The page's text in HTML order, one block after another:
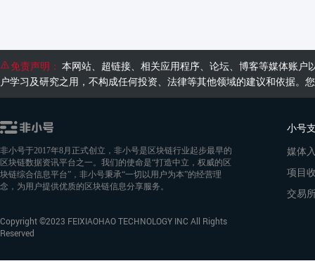
免责声明： 本网站、超链接、相关应用程序、论坛、博客等媒体账
户学习及研究之用，不构成任何投资、法律等其他领域的建议和依据
非小号于2017年8月正式创立，非小号是区块链行业起步最早的
区块链数据资讯平台之一。我们的使命是“打造中立，权威的区
块链综合信息平台”，非小号秉承“一切以用户为本”的经营理
念，为用户提供优质的区块链信息分享服务。
Copyright ©2023 FEIXIAOHAO TECHNOLOGY INC All Rights
Reserved
小号
媒体
项目
交易